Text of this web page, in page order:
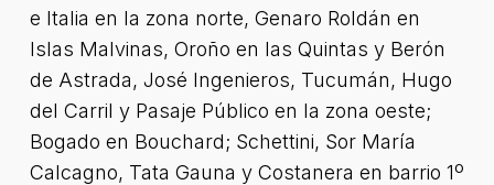
e Italia en la zona norte, Genaro Roldán en
Islas Malvinas, Oroño en las Quintas y Berón
de Astrada, José Ingenieros, Tucumán, Hugo
del Carril y Pasaje Público en la zona oeste;
Bogado en Bouchard; Schettini, Sor María
Calcagno, Tata Gauna y Costanera en barrio 1º